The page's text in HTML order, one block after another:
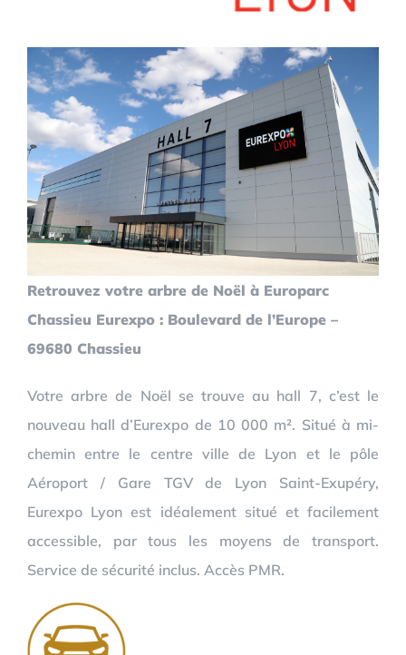
Retrouvez votre arbre de Noël à Europarc
Chassieu Eurexpo : Boulevard de l’Europe –
69680 Chassieu
Votre arbre de Noël se trouve au hall 7, c’est le
nouveau hall d’Eurexpo de 10 000 m². Situé à mi-
chemin entre le centre ville de Lyon et le pôle
Aéroport / Gare TGV de Lyon Saint-Exupéry,
Eurexpo Lyon est idéalement situé et facilement
accessible, par tous les moyens de transport.
Service de sécurité inclus. Accès PMR.